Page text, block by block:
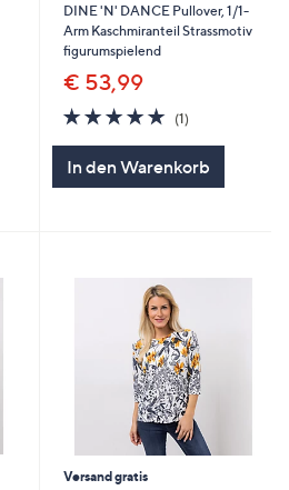
DINE 'N' DANCE Pullover, 1/1-
Arm Kaschmiranteil Strassmotiv
figurumspielend
€ 53,99
5.0
von
(1)1
In den Warenkorb
Versand gratis